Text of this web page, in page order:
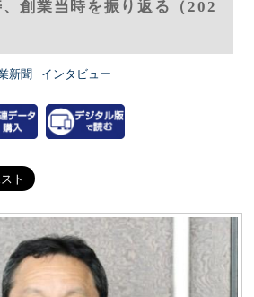
創業当時を振り返る（202
新聞 インタビュー